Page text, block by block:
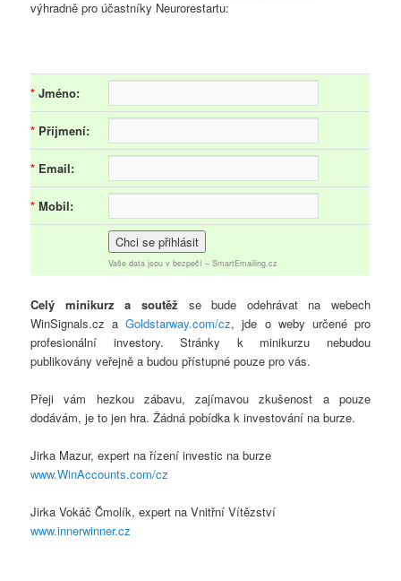
výhradně pro účastníky Neurorestartu:
* Jméno:
* Příjmení:
* Email:
* Mobil:
Vaše data jsou v bezpečí –SmartEmailing.cz
Celý minikurz a soutěž se bude odehrávat na webech
WinSignals.cz aGoldstarway.com/cz, jde o weby určené pro
profesionální investory. Stránky k minikurzu nebudou
publikovány veřejně a budou přístupné pouze pro vás.
Přeji vám hezkou zábavu, zajímavou zkušenost a pouze
dodávám, je to jen hra. Žádná pobídka k investování na burze.
Jirka Mazur, expert na řízení investic na burze
www.WinAccounts.com/cz
Jirka Vokáč Čmolík, expert na Vnitřní Vítězství
www.innerwinner.cz